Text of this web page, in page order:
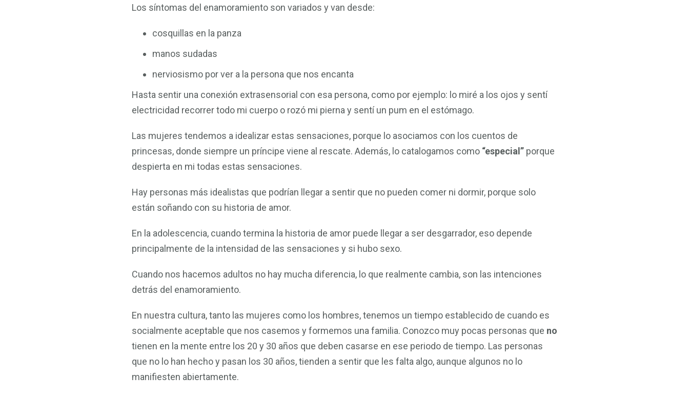
Los síntomas del enamoramiento son variados y van desde:
cosquillas en la panza
manos sudadas
nerviosismo por ver a la persona que nos encanta
Hasta sentir una conexión extrasensorial con esa persona, como por ejemplo: lo miré a los ojos y sentí
electricidad recorrer todo mi cuerpo o rozó mi pierna y sentí un pum en el estómago.
Las mujeres tendemos a idealizar estas sensaciones, porque lo asociamos con los cuentos de
princesas, donde siempre un príncipe viene al rescate. Además, lo catalogamos como “especial” porque
despierta en mi todas estas sensaciones.
Hay personas más idealistas que podrían llegar a sentir que no pueden comer ni dormir, porque solo
están soñando con su historia de amor.
En la adolescencia, cuando termina la historia de amor puede llegar a ser desgarrador, eso depende
principalmente de la intensidad de las sensaciones y si hubo sexo.
Cuando nos hacemos adultos no hay mucha diferencia, lo que realmente cambia, son las intenciones
detrás del enamoramiento.
En nuestra cultura, tanto las mujeres como los hombres, tenemos un tiempo establecido de cuando es
socialmente aceptable que nos casemos y formemos una familia. Conozco muy pocas personas que no
tienen en la mente entre los 20 y 30 años que deben casarse en ese periodo de tiempo. Las personas
que no lo han hecho y pasan los 30 años, tienden a sentir que les falta algo, aunque algunos no lo
manifiesten abiertamente.